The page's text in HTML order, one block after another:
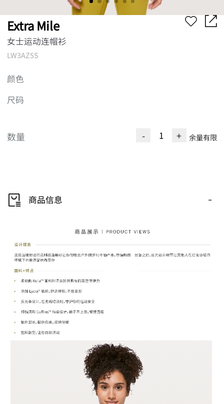
Extra Mile
女士运动连帽衫
LW3AZ5S
颜色
尺码
数量 - + 余量有限
商品信息 -